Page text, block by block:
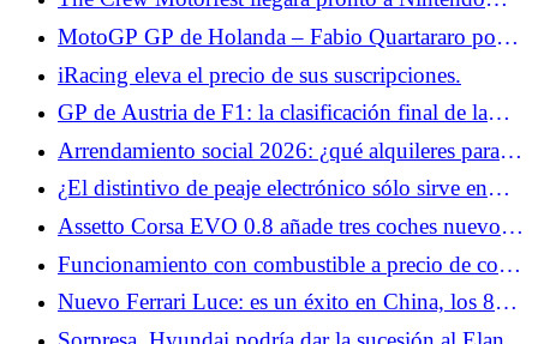
Ogura pone fin a una larga espera para Japón
Switch 2.
MotoGP GP de Holanda – Fabio Quartararo pone
en perspectiva su buen resultado en carrera: “En
términos de velocidad, fue más undécimo que
octavo”
iRacing eleva el precio de sus suscripciones.
GP de Austria de F1: la clasificación final de la
carrera, Max Verstappen está muy cerca de la
victoria, Isack Hadjar a las puertas del Top 5
Arrendamiento social 2026: ¿qué alquileres para
Alfa Romeo Junior y Lancia Ypsilon?
¿El distintivo de peaje electrónico sólo sirve en
vacaciones?
Assetto Corsa EVO 0.8 añade tres coches nuevos,
Kyalami, VR y modding.
Funcionamiento con combustible a precio de coste
en E.Leclerc los días 3 y 4 de julio: buenas noticias
para los automovilistas de cara a las vacaciones
Nuevo Ferrari Luce: es un éxito en China, los 88
ejemplares previstos ya se han vendido